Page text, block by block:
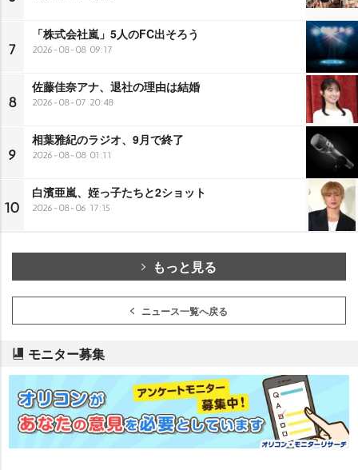
7
「株式会社嵐」5人のFC出そろう
2026-08-08 09:17
8
佐藤佳奈アナ、退社の理由は結婚
2026-08-07 20:48
9
相葉雅紀のラジオ、9月で終了
2026-08-08 01:11
10
白濱亜嵐、姪っ子たちと2ショット
2026-08-06 17:15
もっと見る
ニュース一覧へ戻る
モニター募集